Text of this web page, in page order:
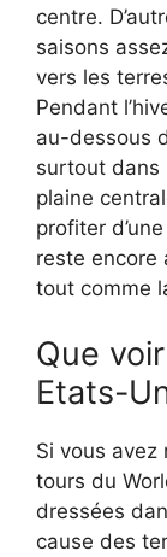
centre.
saisons
vers les
Pendant
au-dessous
surtout dans
plaine
profiter
reste encore
tout comme
Que
Etats-
Si vous avez
tours du
dressées
cause des